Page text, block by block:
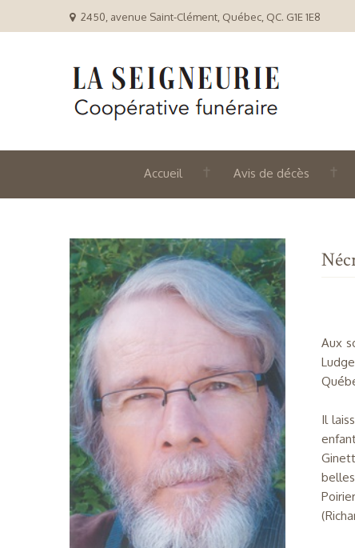
2450, avenue Saint-Clément, Québec, QC. G1E 1E8
Accueil Avis de décès
Aux
Il